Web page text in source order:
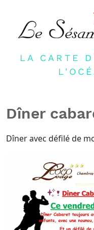
ACCUEIL
BLOG
NEWSLETTER
DEVENIR PARTENAIRE
CONNEXION
FR
LA CARTE
Dîner
Dîner avec défilé de